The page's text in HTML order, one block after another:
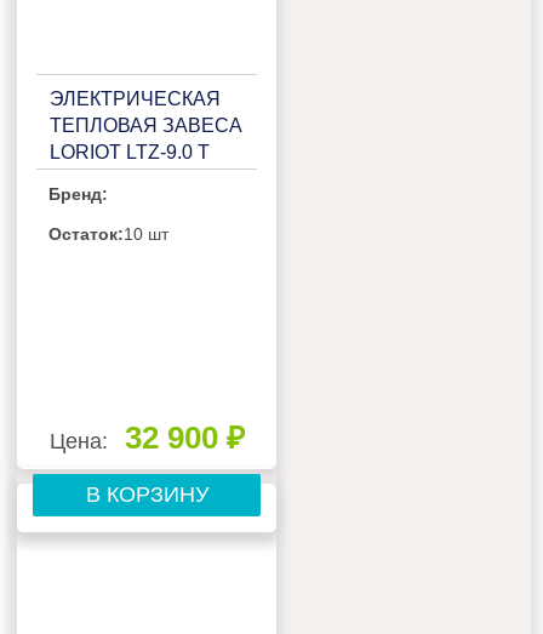
ЭЛЕКТРИЧЕСКАЯ
ТЕПЛОВАЯ ЗАВЕСА
LORIOT LTZ-9.0 T
Бренд:
Остаток:10 шт
Цена: 32 900 ₽
В КОРЗИНУ